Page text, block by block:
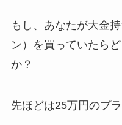
もし、あなたが大金
ン）を買っていたら
か？
先ほどは25万円のプ